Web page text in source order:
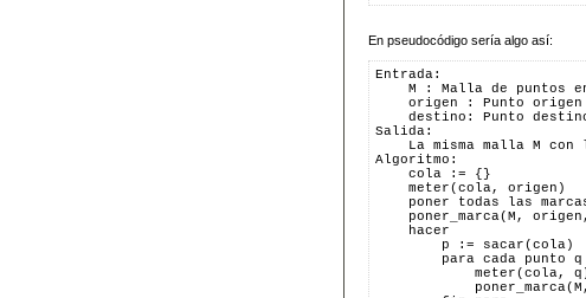
En pseudocódigo sería algo así:
Entrada:
M : Malla de puntos
origen : Punto origen
destino: Punto
Salida:
La misma malla M con
Algoritmo:
    cola := {}
    meter(cola, origen)
poner todas las
poner_marca(M,
    hacer
        p := sacar(cola)
para cada punto
meter(cola,